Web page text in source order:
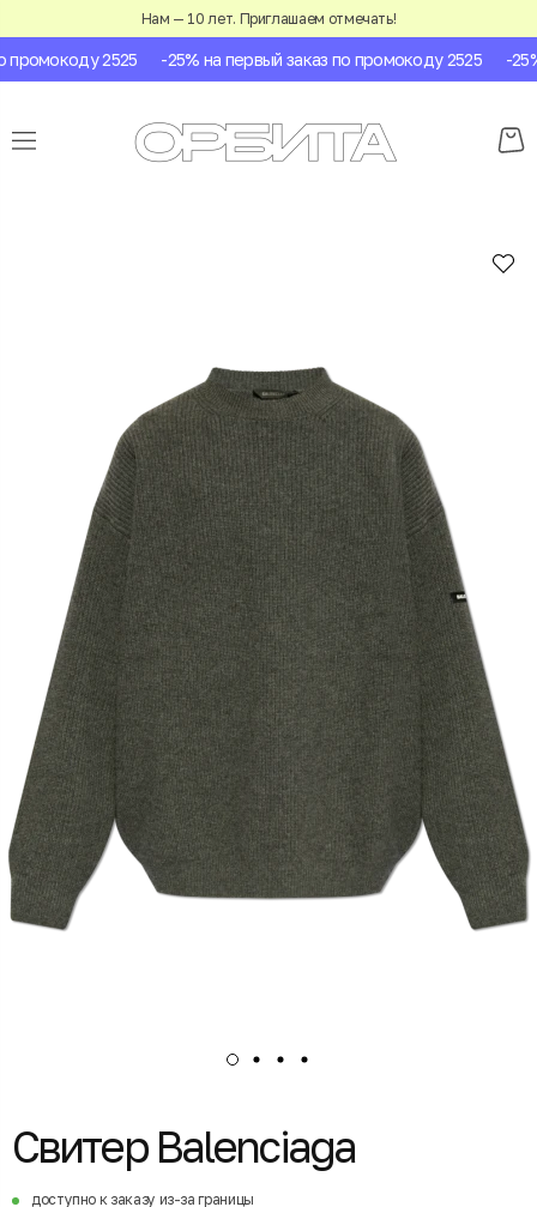
Нам — 10 лет. Приглашаем отмечать!
2525 -25% на первый заказ по промокоду 2525 -
Свитер Balenciaga
доступно к заказу из-за границы